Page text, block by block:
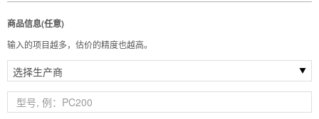
商品信息(任意)
输入的项目越多，估价的精度也越高。